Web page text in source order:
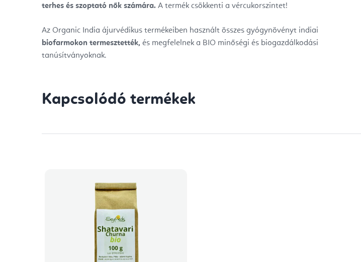
terhes és szoptató nők számára. A termék csökkenti a vércukorszintet!
Az Organic India ájurvédikus termékeiben használt összes gyógynövényt indiai
biofarmokon termesztették, és megfelelnek a BIO minőségi és biogazdálkodási
tanúsítványoknak.
Kapcsolódó termékek